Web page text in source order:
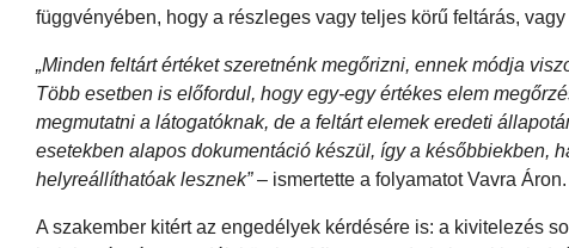
függvényében, hogy a részleges vagy teljes körű feltárás,
„Minden feltárt értéket szeretnénk megőrizni, ennek módja
Több esetben is előfordul, hogy egy-egy értékes elem
megmutatni a látogatóknak, de a feltárt elemek eredeti
esetekben alapos dokumentáció készül, így a későbbiekben,
helyreállíthatóak lesznek”– ismertette a folyamatot Vavra Áron.
A szakember kitért az engedélyek kérdésére is: a kivitelezés